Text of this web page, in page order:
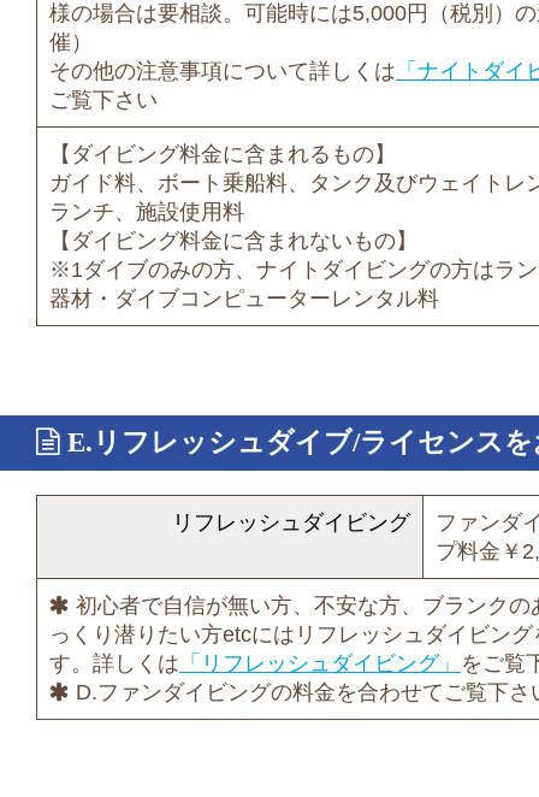
様の場合は要相談。可能時には5,000円（税別）
催）
その他の注意事項について詳しくは 「ナイトダ
ご覧下さい
【ダイビング料金に含まれるもの】
ガイド料、ボート乗船料、タンク及びウェイトレ
ランチ、施設使用料
【ダイビング料金に含まれないもの】
※1ダイブのみの方、ナイトダイビングの方はラ
器材・ダイブコンピューターレンタル料
E.リフレッシュダイブ/ライセンス
リフレッシュダイビング
ファンダ
プ料金￥
初心者で自信が無い方、不安な方、ブランクの
っくり潜りたい方etcにはリフレッシュダイビン
す。詳しくは 「リフレッシュダイビング」 をご覧
D.ファンダイビングの料金を合わせてご覧下さ